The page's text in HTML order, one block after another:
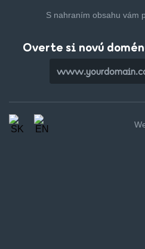
S nahraním obsahu vám
Overte si novú